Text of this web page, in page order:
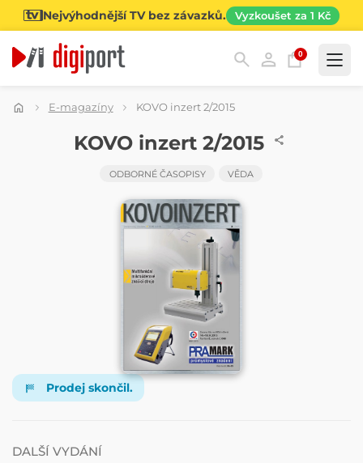
Nejvýhodnější TV bez závazků. Vyzkoušet za 1 Kč
0
Kategorie
E-magazíny KOVO inzert 2/2015
KOVO inzert 2/2015
ODBORNÉ ČASOPISY VĚDA
Prodej skončil.
DALŠÍ VYDÁNÍ